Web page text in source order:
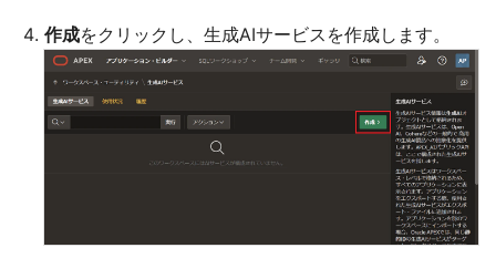
作成をクリックし、生成AIサービスを作成します。